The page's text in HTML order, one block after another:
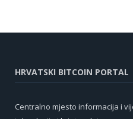
HRVATSKI BITCOIN PORTAL
Centralno mjesto informacija i